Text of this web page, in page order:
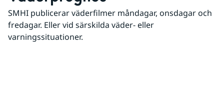
SMHI publicerar väderfilmer måndagar, onsdagar och
fredagar. Eller vid särskilda väder- eller
varningssituationer.